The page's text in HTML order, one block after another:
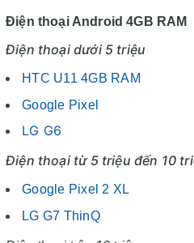
Điện thoại Android 4GB RAM
Điện thoại dưới 5 triệu
HTC U11 4GB RAM
Google Pixel
LG G6
Điện thoại từ 5 triệu đến 10
Google Pixel 2 XL
LG G7 ThinQ